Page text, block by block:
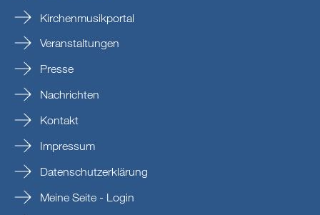
Kirchenmusikportal
Veranstaltungen
Presse
Nachrichten
Kontakt
Impressum
Datenschutzerklärung
Meine Seite - Login